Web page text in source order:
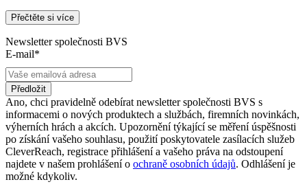
Dies unterscheidet unsere
konventionellen Reparaturen:
oder einem höheren Verschleiß unterliegen
Zertifizierte Reparaturwerkstatt
Austausch aller Komponenten, die als Schwachstellen
identifiziert werden und somit ein Sicherheitsrisiko für die
Maschine und deren Betreiber darstellen
Ausschließliche Verwendung der vom Hersteller oder
Gesetzgeber neuen & zugelassenen Komponenten
Überprüfung aller relevanten Funktionen in Form von
Funktions- und Lasttests
Přečtěte si více
Newsletter společnosti BVS
E-mail*
Předložit
Ano, chci pravidelně odebírat newsletter společnosti BVS s
informacemi o nových produktech a službách, firemních novinkách,
výherních hrách a akcích. Upozornění týkající se měření úspěšnosti
po získání vašeho souhlasu, použití poskytovatele zasílacích služeb
CleverReach, registrace přihlášení a vašeho práva na odstoupení
najdete v našem prohlášení o ochraně osobních údajů. Odhlášení je
možné kdykoliv.